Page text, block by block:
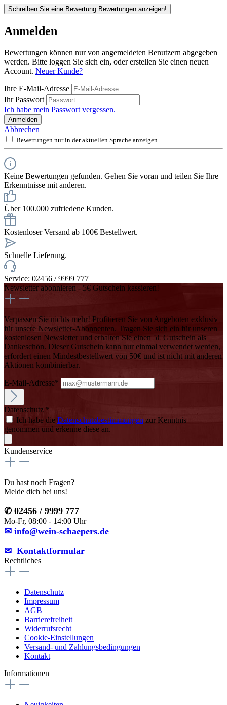
Schreiben Sie eine Bewertung Bewertungen anzeigen!
Anmelden
Bewertungen können nur von angemeldeten Benutzern abgegeben
werden. Bitte loggen Sie sich ein, oder erstellen Sie einen neuen
Account. Neuer Kunde?
Ihre E-Mail-Adresse
Ihr Passwort
Ich habe mein Passwort vergessen.
Anmelden
Abbrechen
Bewertungen nur in der aktuellen Sprache anzeigen.
Keine Bewertungen gefunden. Gehen Sie voran und teilen Sie Ihre
Erkenntnisse mit anderen.
Über 100.000 zufriedene Kunden.
Kostenloser Versand ab 100€ Bestellwert.
Schnelle Lieferung.
Service: 02456 / 9999 777
Newsletter abonnieren - 5€ Gutschein kassieren!
Verpassen Sie nichts mehr! Profitieren Sie von Angeboten exklusiv
für unsere Newsletter-Abonnenten. Tragen Sie sich ein für unseren
kostenlosen Newsletter und erhalten Sie einen 5€ Gutschein als
Dankeschön. Dieser Gutschein kann nur einmal verwendet werden,
erfordert einen Mindestbestellwert von 50€ und ist nicht mit anderen
Aktionen kombinierbar.
E-Mail-Adresse*
Datenschutz *
Ich habe die Datenschutzbestimmungen zur Kenntnis
genommen und erkenne diese an.
Kundenservice
Du hast noch Fragen?
Melde dich bei uns!
✆ 02456 / 9999 777
Mo-Fr, 08:00 - 14:00 Uhr
✉ info@wein-schaepers.de
✉︎ Kontaktformular
Rechtliches
Datenschutz
Impressum
AGB
Barrierefreiheit
Widerrufsrecht
Cookie-Einstellungen
Versand- und Zahlungsbedingungen
Kontakt
Informationen